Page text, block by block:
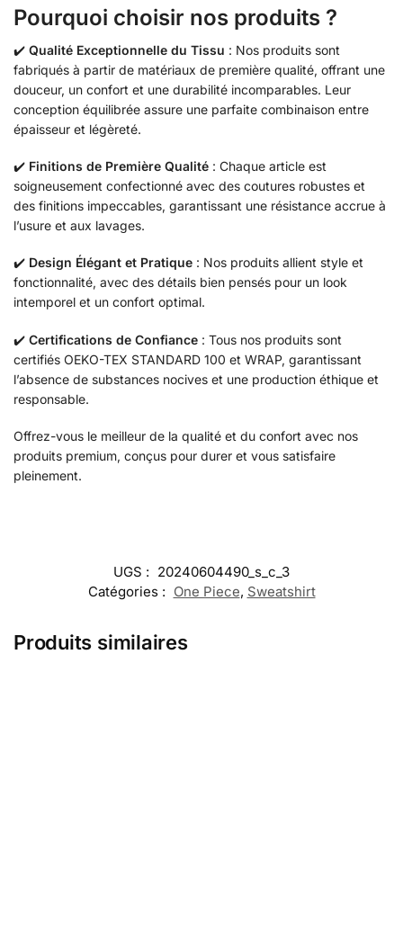
Pourquoi choisir nos produits ?
✔️ Qualité Exceptionnelle du Tissu : Nos produits sont
fabriqués à partir de matériaux de première qualité, offrant une
douceur, un confort et une durabilité incomparables. Leur
conception équilibrée assure une parfaite combinaison entre
épaisseur et légèreté.
✔️ Finitions de Première Qualité : Chaque article est
soigneusement confectionné avec des coutures robustes et
des finitions impeccables, garantissant une résistance accrue à
l’usure et aux lavages.
✔️ Design Élégant et Pratique : Nos produits allient style et
fonctionnalité, avec des détails bien pensés pour un look
intemporel et un confort optimal.
✔️ Certifications de Confiance : Tous nos produits sont
certifiés OEKO-TEX STANDARD 100 et WRAP, garantissant
l’absence de substances nocives et une production éthique et
responsable.
Offrez-vous le meilleur de la qualité et du confort avec nos
produits premium, conçus pour durer et vous satisfaire
pleinement.
UGS : 20240604490_s_c_3
Catégories : One Piece, Sweatshirt
Produits similaires